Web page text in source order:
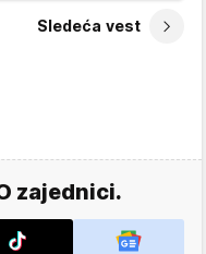
Sledeća vest
zajednici.